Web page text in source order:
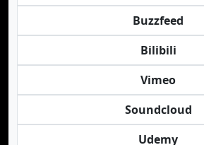
Buzzfeed
Bilibili
Vimeo
Soundcloud
Udemy